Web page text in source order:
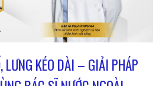
LƯNG KÉO DÀI – GIẢI PHÁP